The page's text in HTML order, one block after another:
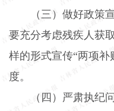
（三）做好政策
要充分考虑残疾人获
样的形式宣传“两项
度。
（四）严肃执纪